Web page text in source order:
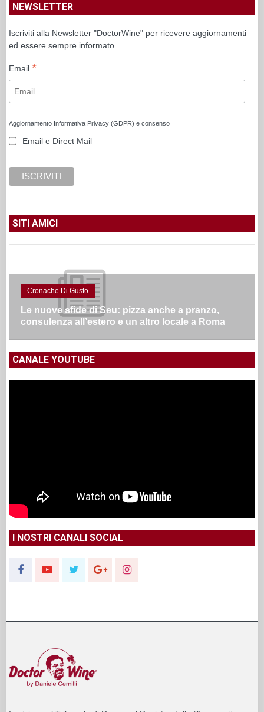
NEWSLETTER
Iscriviti alla Newsletter "DoctorWine" per ricevere aggiornamenti
ed essere sempre informato.
Email *
Aggiornamento Informativa Privacy (GDPR) e consenso
Email e Direct Mail
SITI AMICI
Cronache Di Gusto
Le nuove sfide di Seu: pizza anche a pranzo,
consulenza all’estero e un altro locale a Roma
CANALE YOUTUBE
I NOSTRI CANALI SOCIAL